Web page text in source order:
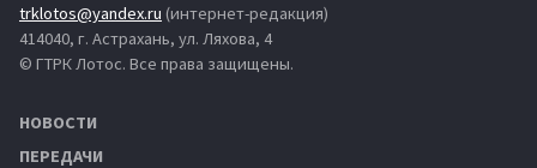
trklotos@yandex.ru (интернет-редакция)
414040, г. Астрахань, ул. Ляхова, 4
© ГТРК Лотос. Все права защищены.
НОВОСТИ
ПЕРЕДАЧИ